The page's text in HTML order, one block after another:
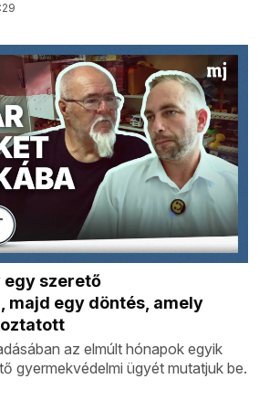
egy szerető
majd egy döntés, amely
az elmúlt hónapok egyik
gyermekvédelmi ügyét mutatjuk be.